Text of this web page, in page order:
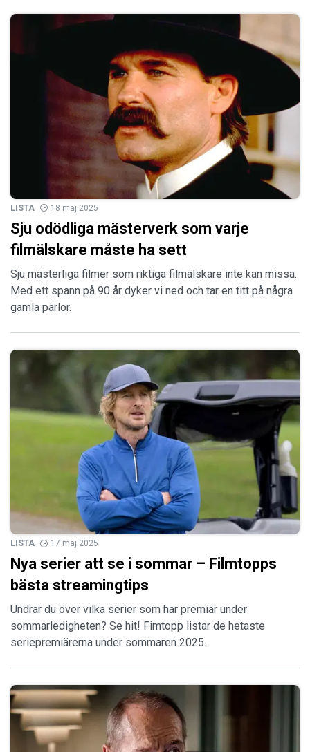
LISTA 18 maj 2025
Sju odödliga mästerverk som varje
filmälskare måste ha sett
Sju mästerliga filmer som riktiga filmälskare inte kan missa.
Med ett spann på 90 år dyker vi ned och tar en titt på några
gamla pärlor.
LISTA 17 maj 2025
Nya serier att se i sommar – Filmtopps
bästa streamingtips
Undrar du över vilka serier som har premiär under
sommarledigheten? Se hit! Fimtopp listar de hetaste
seriepremiärerna under sommaren 2025.